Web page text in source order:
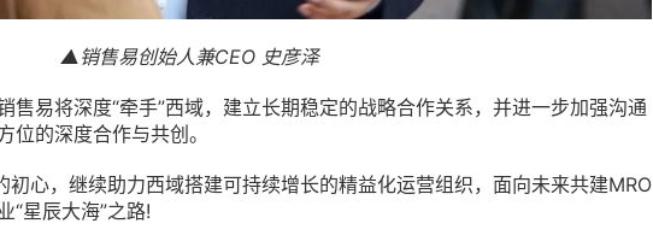
▲销售易创始人兼CEO 史彦泽
售易将深度“牵手”西域，建立长期稳定的战略合作关系，并进一步加强沟通
位的深度合作与共创。
初心，继续助力西域搭建可持续增长的精益化运营组织，面向未来共建MRO
“星辰大海”之路!